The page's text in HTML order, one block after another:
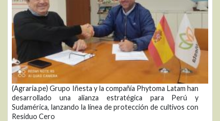
(Agraria.pe) Grupo Iñesta y la compañía Phytoma Latam han
desarrollado una alianza estratégica para Perú y
Sudamérica, lanzando la línea de protección de cultivos con
Residuo Cero